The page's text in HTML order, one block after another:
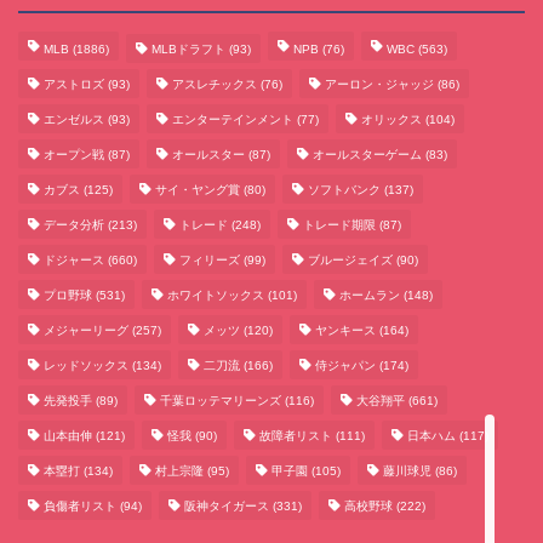
MLB (1886) MLBドラフト (93) NPB (76) WBC (563)
アストロズ (93) アスレチックス (76) アーロン・ジャッジ (86)
エンゼルス (93) エンターテインメント (77) オリックス (104)
オープン戦 (87) オールスター (87) オールスターゲーム (83)
カブス (125) サイ・ヤング賞 (80) ソフトバンク (137)
データ分析 (213) トレード (248) トレード期限 (87)
ドジャース (660) フィリーズ (99) ブルージェイズ (90)
プロ野球 (531) ホワイトソックス (101) ホームラン (148)
メジャーリーグ (257) メッツ (120) ヤンキース (164)
レッドソックス (134) 二刀流 (166) 侍ジャパン (174)
先発投手 (89) 千葉ロッテマリーンズ (116) 大谷翔平 (661)
山本由伸 (121) 怪我 (90) 故障者リスト (111) 日本ハム (117)
本塁打 (134) 村上宗隆 (95) 甲子園 (105) 藤川球児 (86)
負傷者リスト (94) 阪神タイガース (331) 高校野球 (222)
テクノロジーまとめ
ビジネス・経済まとめ